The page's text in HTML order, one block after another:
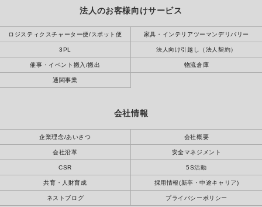
法人のお客様向けサービス
ロジスティクスチャーター便/スポット便 家具・インテリアツーマンデリバリー
3PL 法人向け引越し（法人契約）
催事・イベント搬入/搬出 物流倉庫
通関事業
会社情報
企業理念/あいさつ 会社概要
会社沿革 安全マネジメント
CSR 5S活動
共育・人財育成 採用情報(新卒・中途キャリア)
ネストブログ プライバシーポリシー